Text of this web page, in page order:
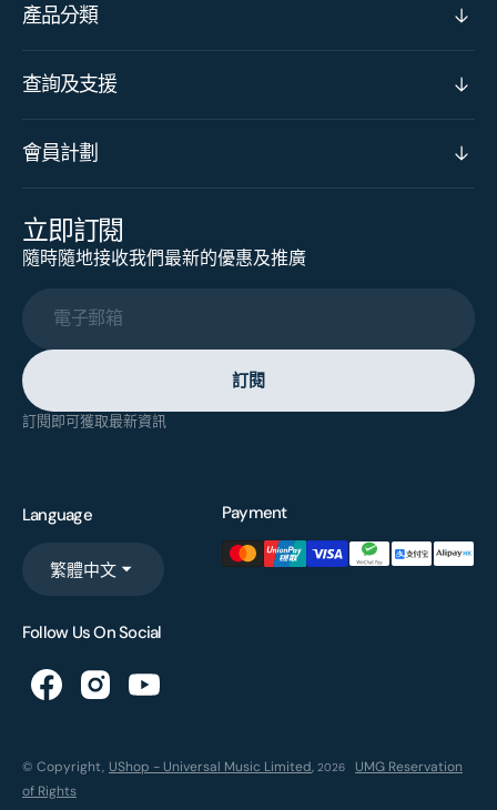
產品分類
查詢及支援
會員計劃
立即訂閱
隨時隨地接收我們最新的優惠及推廣
電子郵箱
訂閱
訂閱即可獲取最新資訊
Language
繁體中文
Payment
Follow Us On Social
© Copyright, UShop - Universal Music Limited, 2026
UMG Reservation
of Rights